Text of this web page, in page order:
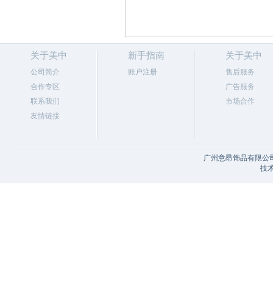
关于美中
公司简介
合作专区
联系我们
友情链接
新手指南
账户注册
关于美中
售后服务
广告服务
市场合作
广州意昂饰品有限
技